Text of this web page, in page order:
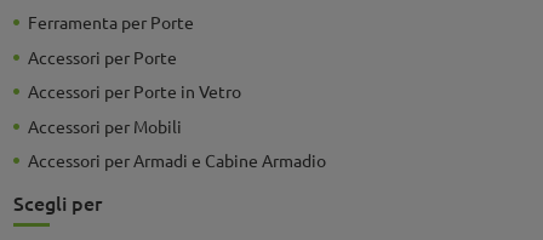
Ferramenta per Porte
Accessori per Porte
Accessori per Porte in Vetro
Accessori per Mobili
Accessori per Armadi e Cabine Armadio
Scegli per